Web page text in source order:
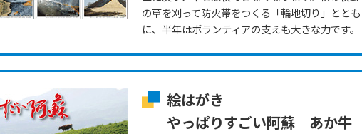
の草を刈って防火帯をつくる「輪地切り」ととも
に、半年はボランティアの支えも大きな力です。
絵はがき
やっぱりすごい阿蘇 あか牛